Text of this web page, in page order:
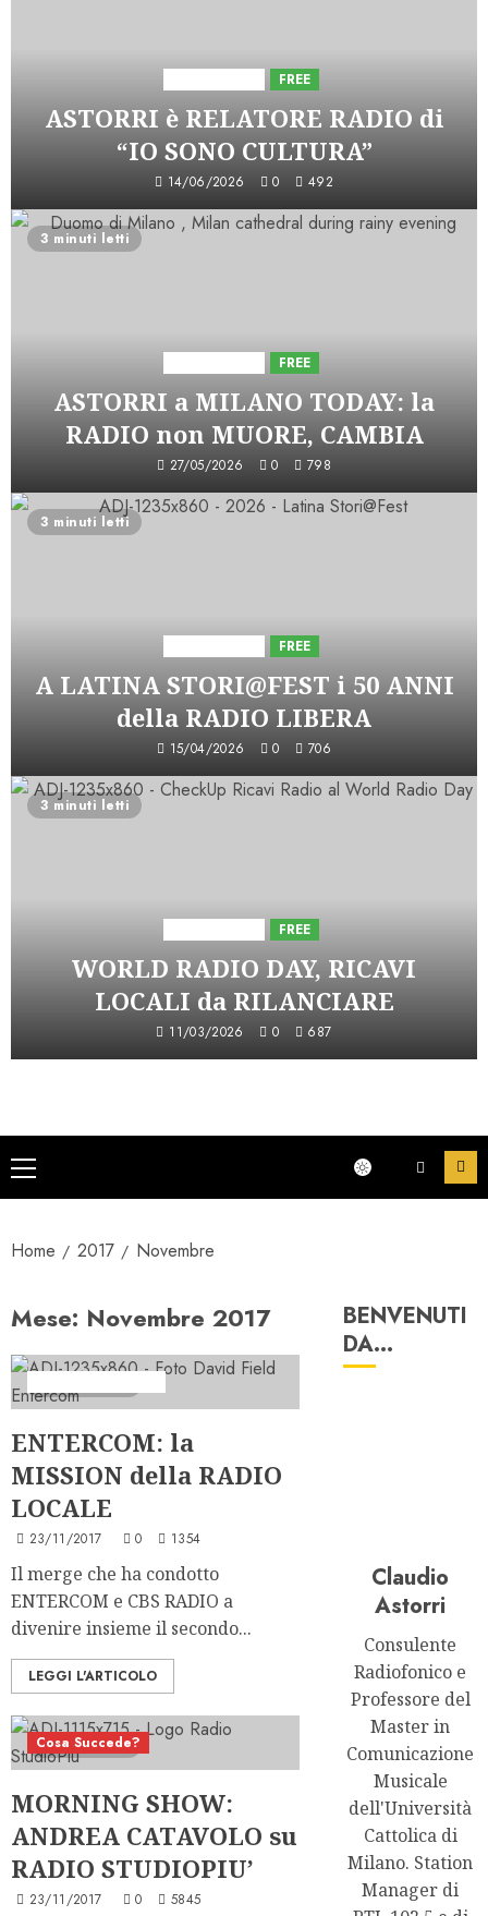
FREE
ASTORRI è RELATORE RADIO di
“IO SONO CULTURA”
14/06/2026 0 492
3 minuti letti
FREE
ASTORRI a MILANO TODAY: la
RADIO non MUORE, CAMBIA
27/05/2026 0 798
3 minuti letti
FREE
A LATINA STORI@FEST i 50 ANNI
della RADIO LIBERA
15/04/2026 0 706
3 minuti letti
FREE
WORLD RADIO DAY, RICAVI
LOCALI da RILANCIARE
11/03/2026 0 687
Menu
principale
Home 2017 Novembre
Mese: Novembre 2017
ENTERCOM: la
MISSION della RADIO
LOCALE
23/11/2017 0 1354
Il merge che ha condotto
ENTERCOM e CBS RADIO a
divenire insieme il secondo...
LEGGI L'ARTICOLO
3 minuti letti
Cosa Succede?
MORNING SHOW:
ANDREA CATAVOLO su
RADIO STUDIOPIU’
23/11/2017 0 5845
BENVENUTI
DA…
Claudio
Astorri
Consulente
Radiofonico e
Professore del
Master in
Comunicazione
Musicale
dell'Università
Cattolica di
Milano. Station
Manager di